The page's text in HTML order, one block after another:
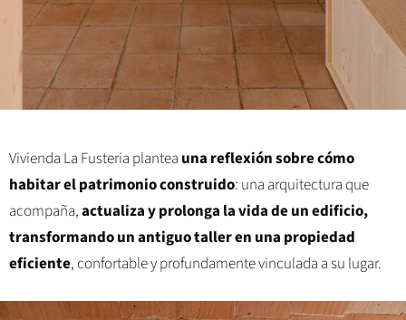
Vivienda La Fusteria plantea una reflexión sobre cómo
habitar el patrimonio construido: una arquitectura que
acompaña,actualiza y prolonga la vida de un edificio,
transformando un antiguo taller en una propiedad
eficiente, confortable y profundamente vinculada a su lugar.